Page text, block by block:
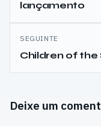
artigos
lançamento
SEGUINTE
Children of the
Deixe um